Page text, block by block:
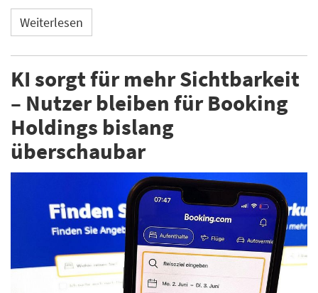
Weiterlesen
KI sorgt für mehr Sichtbarkeit
– Nutzer bleiben für Booking
Holdings bislang
überschaubar